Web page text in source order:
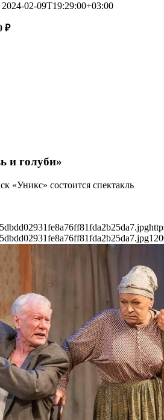
2024-02-09T19:29:00+03:00
₽
и голуби»
«Уникс» состоится спектакль